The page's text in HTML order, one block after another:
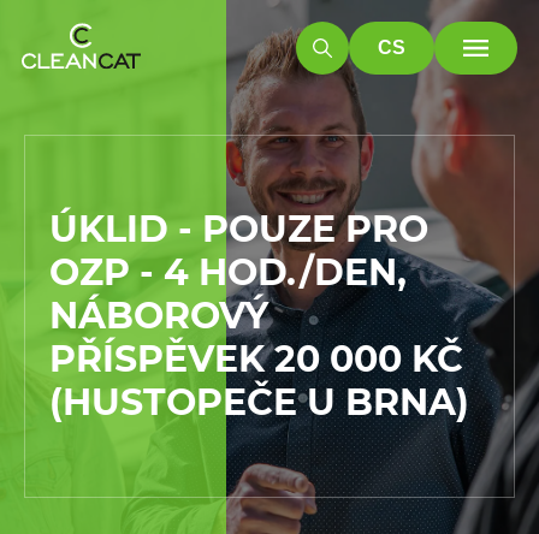
CS
ÚKLID - POUZE PRO
OZP - 4 HOD./DEN,
NÁBOROVÝ
PŘÍSPĚVEK 20 000 KČ
(HUSTOPEČE U BRNA)